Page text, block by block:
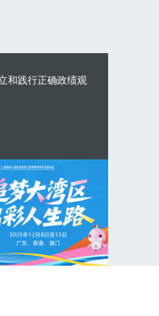
和践行正确政绩观